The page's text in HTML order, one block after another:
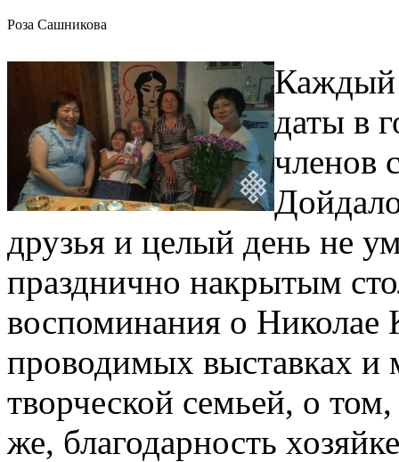
Роза Сашникова
Каждый
даты в
членов
друзья и целый день не
празднично накрытым
воспоминания о Николае
проводимых выставках и
творческой семьей, о
же, благодарность